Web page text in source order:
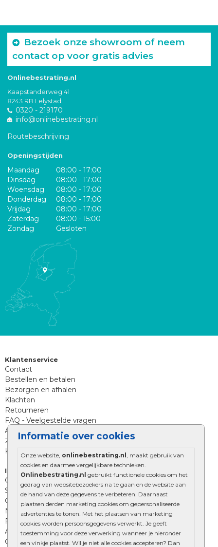
Informatie over cookies
Onze website, onlinebestrating.nl , maakt gebruik van
cookies en daarmee vergelijkbare technieken.
Onlinebestrating.nl gebruikt functionele cookies om het
gedrag van websitebezoekers na te gaan en de website aan
de hand van deze gegevens te verbeteren. Daarnaast
plaatsen derden marketing cookies om gepersonaliseerde
advertenties te tonen. Met het plaatsen van marketing
cookies worden persoonsgegevens verwerkt. Je geeft
toestemming voor deze verwerking wanneer je hieronder
een vinkje plaatst. Wil je niet alle cookies accepteren? Dan
Bezoek onze showroom of neem
contact op voor gratis advies
Onlinebestrating.nl
Kaapstanderweg 41
8243 RB Lelystad
0320 - 219170
info@onlinebestrating.nl
Routebeschrijving
Openingstijden
Maandag
08:00 - 17:00
Dinsdag
08:00 - 17:00
Woensdag
08:00 - 17:00
Donderdag
08:00 - 17:00
Vrijdag
08:00 - 17:00
Zaterdag
08:00 - 15:00
Zondag
Gesloten
Klantenservice
Contact
Bestellen en betalen
Bezorgen en afhalen
Klachten
Retourneren
FAQ - Veelgestelde vragen
Aanleg tips sierbestrating
Zoekt u iets anders?
Klantenservice
Informatie
Over Onlinebestrating.nl
Showroom
Onze online tuinwinkels
Nuttige informatie
Privacy Policy
Algemene voorwaarden
Cookies beleid